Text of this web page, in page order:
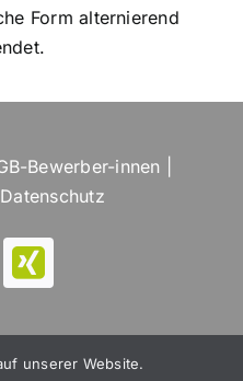
Form alternierend
Bewerber-innen
Datenschutz
unserer Website.